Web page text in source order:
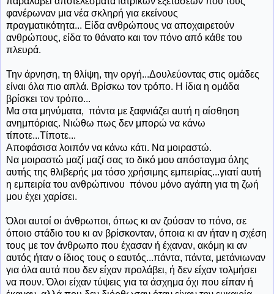
φανέρωναν μια νέα σκληρή για εκείνους
πραγματικότητα... Είδα ανθρώπους να αποχαιρετούν
ανθρώπους, είδα το θάνατο και τον πόνο από κάθε του
πλευρά.
Την άρνηση, τη θλίψη, την οργή...Δουλεύοντας στις ομάδες
είναι όλα πιο απλά. Βρίσκω τον τρόπο. Η ίδια η ομάδα
βρίσκει τον τρόπο...
Μα στα μηνύματα, πάντα με ξαφνιάζει αυτή η αίσθηση
ανημπόριας. Νιώθω πως δεν μπορώ να κάνω
τίποτε...Τίποτε...
Αποφάσισα λοιπόν να κάνω κάτι. Να μοιραστώ.
Να μοιραστώ μαζί μαζί σας το δικό μου απόσταγμα όλης
αυτής της θλιβερής μα τόσο χρήσιμης εμπειρίας...γιατί αυτή
η εμπειρία του ανθρώπινου πόνου μόνο αγάπη για τη ζωή
μου έχει χαρίσει.
Όλοι αυτοί οι άνθρωποι, όπως κι αν ζούσαν το πόνο, σε
όποιο στάδιο του κι αν βρίσκονταν, όποια κι αν ήταν η σχέση
τους με τον άνθρωπο που έχασαν ή έχαναν, ακόμη κι αν
αυτός ήταν ο ίδιος τους ο εαυτός...πάντα, πάντα, μετάνιωναν
για όλα αυτά που δεν είχαν προλάβει, ή δεν είχαν τολμήσει
να πουν. Όλοι είχαν τύψεις για τα άσχημα όχι που είπαν ή